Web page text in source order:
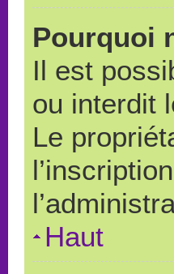
Pourquoi
Il est
ou interdit
Le
Haut